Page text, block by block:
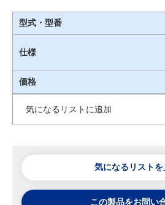
型式・型番
仕様
価格
気になるリストに追加
気になるリストを
この製品をお問い